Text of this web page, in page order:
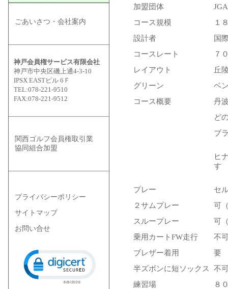
ごあいさつ・会社案内
神戸会員権サービス有限会社
神戸市中央区磯上通4-3-10
IPSX EASTビル 6Ｆ
TEL:078-221-9510
FAX:078-221-9512
関西ゴルフ会員権取引業
協同組合加盟
プライバシーポリシー
サイトマップ
お問い合せ
Click to open certificate verification popup
加盟団体
コース規模
１
設計者
国
コースレート
７
レイアウト
丘
グリーン
ベ
コース概要
丹
ど
ブ
ヒ
す
プレー
セ
２サムプレー
可
スループレー
可
乗用カートFW走行
不
ブレザー着用
要
半ズボンに短ソックス
不
練習場
８